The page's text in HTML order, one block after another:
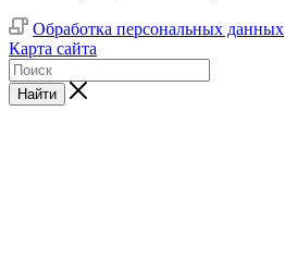
Обработка персональных данных
Карта сайта
Найти